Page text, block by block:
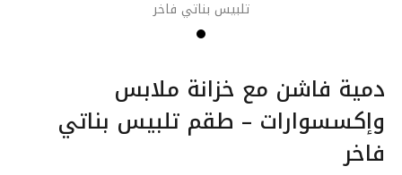
دمية فاشن مع خزانة ملابس
وإكسسوارات – طقم تلبيس بناتي
فاخر